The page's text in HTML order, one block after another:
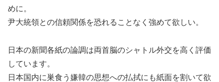
めに。
尹大統領との信頼関係を恐れることなく強めて欲しい。
日本の新聞各紙の論調は両首脳のシャトル外交を高く評価
しています。
日本国内に巣食う嫌韓の思想への払拭にも紙面を割いて欲